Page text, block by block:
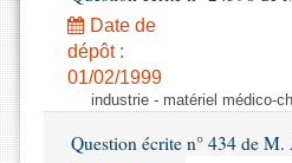
Date de
dépôt :
01/02/1999
industrie - matériel médico-
Question écrite n° 434 de